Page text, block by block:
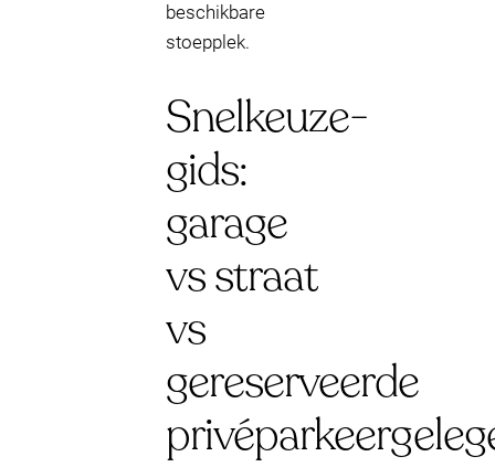
beschikbare
stoepplek.
Snelkeuze-
gids:
garage
vs straat
vs
gereserveerde